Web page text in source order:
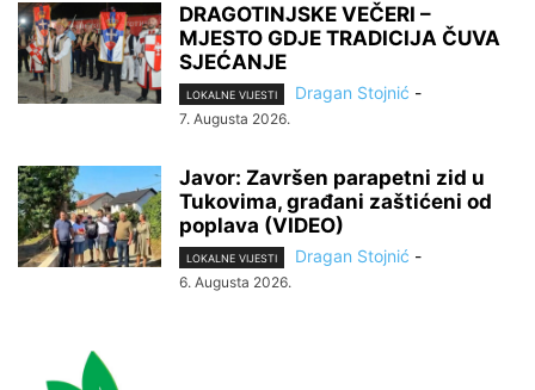
DRAGOTINJSKE VEČERI –
MJESTO GDJE TRADICIJA ČUVA
SJEĆANJE
LOKALNE VIJESTI Dragan Stojnić -
7. Augusta 2026.
Javor: Završen parapetni zid u
Tukovima, građani zaštićeni od
poplava (VIDEO)
LOKALNE VIJESTI Dragan Stojnić -
6. Augusta 2026.